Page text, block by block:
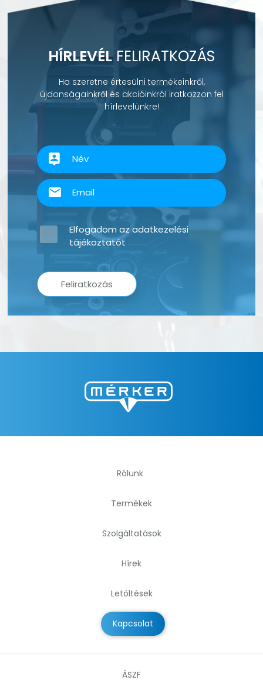
HÍRLEVÉLFELIRATKOZÁS
Ha szeretne értesülni termékeinkről,
újdonságainkről és akcióinkról iratkozzon fel
hírlevelünkre!
Feliratkozás
Elfogadom azadatkezelési
tájékoztatót
Rólunk
Termékek
Szolgáltatások
Hírek
Letöltések
Kapcsolat
ÁSZF